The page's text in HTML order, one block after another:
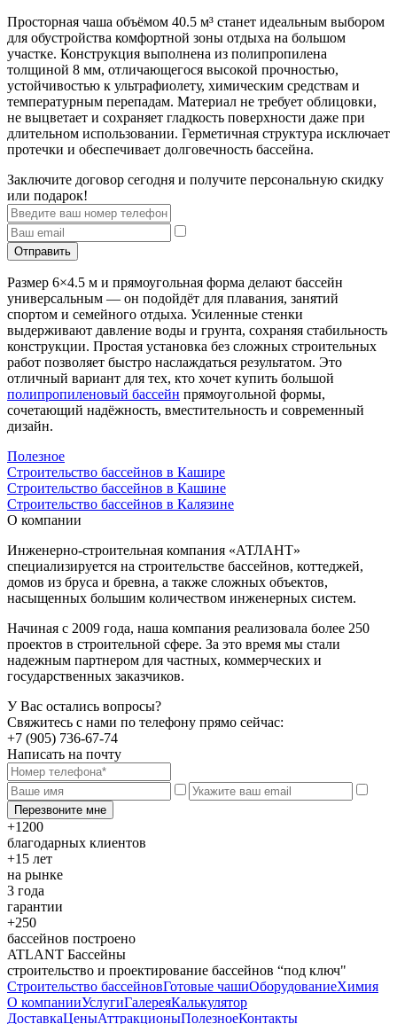
Просторная чаша объёмом 40.5 м³ станет идеальным выбором
для обустройства комфортной зоны отдыха на большом
участке. Конструкция выполнена из полипропилена
толщиной 8 мм, отличающегося высокой прочностью,
устойчивостью к ультрафиолету, химическим средствам и
температурным перепадам. Материал не требует облицовки,
не выцветает и сохраняет гладкость поверхности даже при
длительном использовании. Герметичная структура исключает
протечки и обеспечивает долговечность бассейна.
Заключите договор сегодня и получите персональную скидку
или подарок!
Отправить
Размер 6×4.5 м и прямоугольная форма делают бассейн
универсальным — он подойдёт для плавания, занятий
спортом и семейного отдыха. Усиленные стенки
выдерживают давление воды и грунта, сохраняя стабильность
конструкции. Простая установка без сложных строительных
работ позволяет быстро наслаждаться результатом. Это
отличный вариант для тех, кто хочет купить большой
полипропиленовый бассейн прямоугольной формы,
сочетающий надёжность, вместительность и современный
дизайн.
Полезное
Строительство бассейнов в Кашире
Строительство бассейнов в Кашине
Строительство бассейнов в Калязине
О компании
Инженерно-строительная компания «АТЛАНТ»
специализируется на строительстве бассейнов, коттеджей,
домов из бруса и бревна, а также сложных объектов,
насыщенных большим количеством инженерных систем.
Начиная с 2009 года, наша компания реализовала более 250
проектов в строительной сфере. За это время мы стали
надежным партнером для частных, коммерческих и
государственных заказчиков.
У Вас остались вопросы?
Свяжитесь с нами по телефону прямо сейчас:
+7 (905) 736-67-74
Написать на почту
Перезвоните мне
+1200
благодарных клиентов
+15 лет
на рынке
3 года
гарантии
+250
бассейнов построено
ATLANT Бассейны
строительство и проектирование бассейнов “под ключ"
Строительство бассейновГотовые чашиОборудованиеХимия
О компанииУслугиГалереяКалькулятор
ДоставкаЦеныАттракционыПолезноеКонтакты